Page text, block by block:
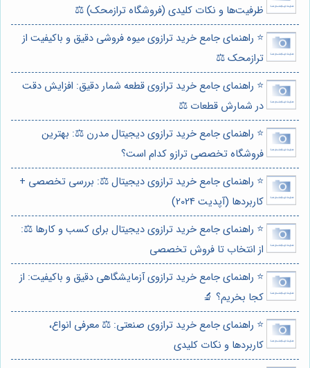
ظرفیت‌ها و نکات کلیدی (فروشگاه ترازمحک) ⚖️
⭐️ راهنمای جامع خرید ترازوی میوه فروشی دقیق و باکیفیت از
ترازمحک ⚖️
⭐️ راهنمای جامع خرید ترازوی قطعه شمار دقیق: افزایش دقت
در شمارش قطعات ⚖️
⭐️ راهنمای جامع خرید ترازوی دیجیتال مدرن ⚖️: بهترین
فروشگاه تخصصی ترازو کدام است؟
⭐️ راهنمای جامع خرید ترازوی دیجیتال ⚖️: بررسی تخصصی +
کاربردها (آپدیت 2024)
⭐️ راهنمای جامع خرید ترازوی دیجیتال برای کسب و کارها ⚖️:
از انتخاب تا فروش تخصصی
⭐️ راهنمای جامع خرید ترازوی آزمایشگاهی دقیق و باکیفیت: از
کجا بخریم؟ 🔬
⭐️ راهنمای جامع خرید ترازوی صنعتی: ⚖️ معرفی انواع،
کاربردها و نکات کلیدی